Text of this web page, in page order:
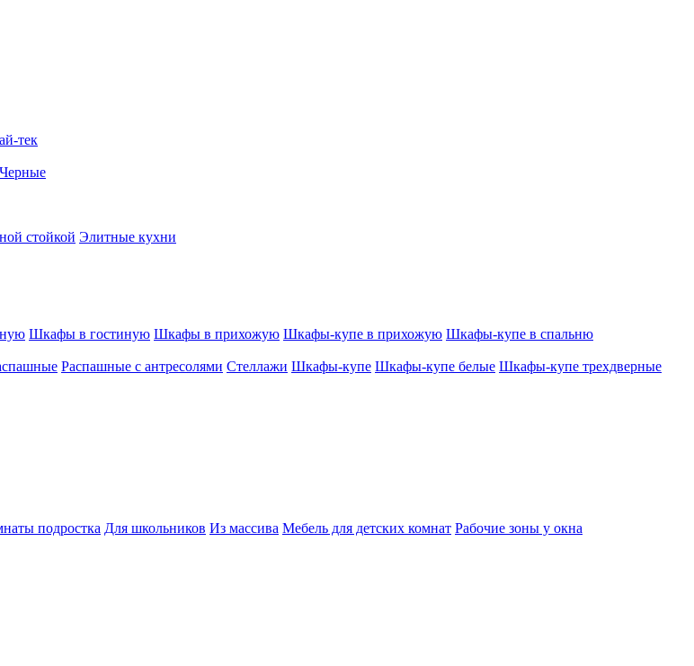
тек
Черные
стойкой Элитные кухни
Шкафы в гостиную Шкафы в прихожую Шкафы-купе в прихожую Шкафы-купе в спальню
Распашные с антресолями Стеллажи Шкафы-купе Шкафы-купе белые Шкафы-купе трехдверные
подростка Для школьников Из массива Мебель для детских комнат Рабочие зоны у окна